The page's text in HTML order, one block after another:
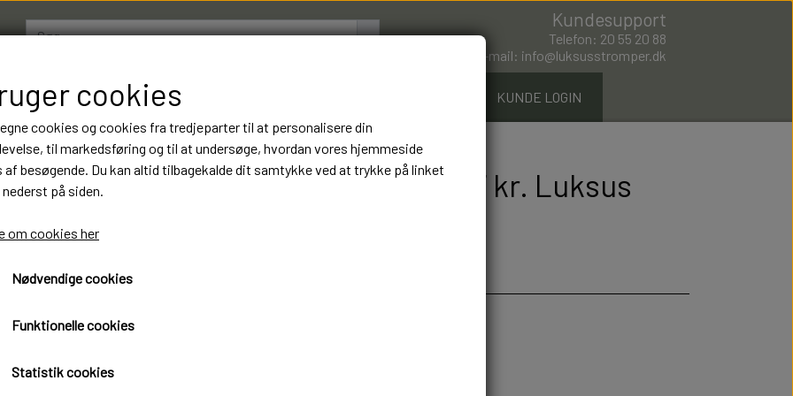
Kundesupport
Telefon: 20 55 20 88
E-mail: info@luksusstromper.dk
BOXERSHORTS KUNDE LOGIN
10 Par Gianvaglia Boxershorts 297 kr. Luksus
Kvalitet. Varenummer: 23
Øko-Tex standard 100 certificeret
10 Par 297 kr
cookies
cookies og cookies fra tredjeparter til at personalisere din
til markedsføring og til at undersøge, hvordan vores hjemmeside
af besøgende. Du kan altid tilbagekalde dit samtykke ved at trykke på linket
på siden.
om cookies her
Nødvendige cookies
Funktionelle cookies
Statistik cookies